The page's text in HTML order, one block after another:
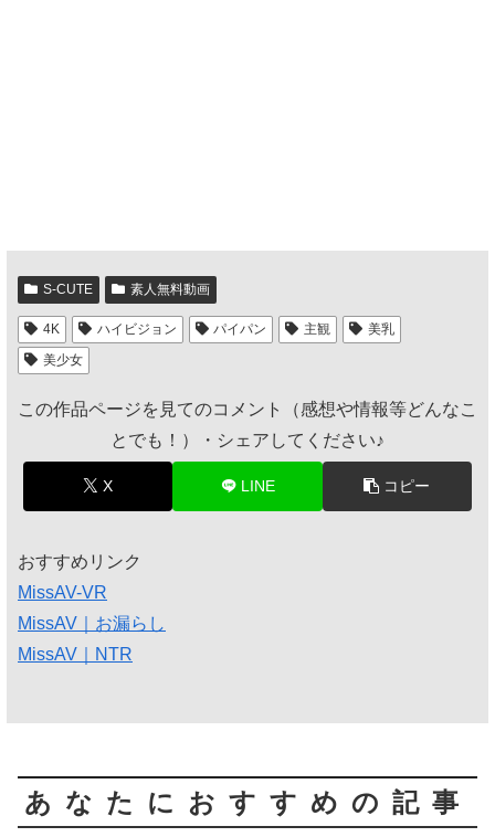
S-CUTE 素人無料動画
4K ハイビジョン パイパン 主観
美乳
美少女
この作品ページを見てのコメント（感想や情報等どんなこ
とでも！）・シェアしてください♪
X LINE コピー
おすすめリンク
MissAV-VR
MissAV｜お漏らし
MissAV｜NTR
あなたにおすすめの記事